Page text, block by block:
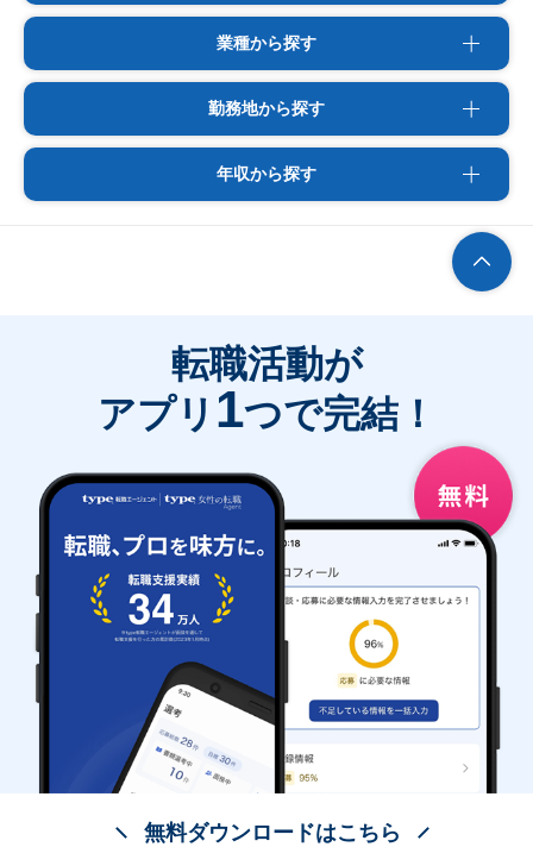
業種から探す
勤務地から探す
年収から探す
転職活動が
アプリ 1つで完結！
無料ダウンロードはこちら